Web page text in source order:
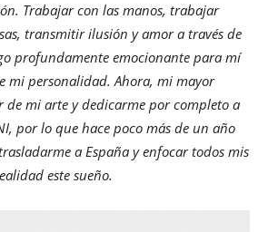
Trabajar con las manos, trabajar
transmitir ilusión y amor a través de
profundamente emocionante para mí
mi personalidad. Ahora, mi mayor
de mi arte y dedicarme por completo a
por lo que hace poco más de un año
a España y enfocar todos mis
este sueño.